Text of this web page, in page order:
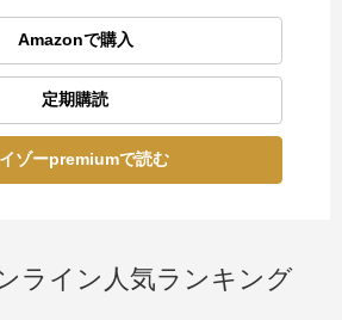
Amazonで購入
定期購読
ゾーpremiumで読む
ライン人気ランキング